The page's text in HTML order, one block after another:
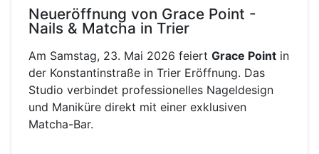
Neueröffnung von Grace Point -
Nails & Matcha in Trier
Am Samstag, 23. Mai 2026 feiert Grace Point in
der Konstantinstraße in Trier Eröffnung. Das
Studio verbindet professionelles Nageldesign
und Maniküre direkt mit einer exklusiven
Matcha-Bar.